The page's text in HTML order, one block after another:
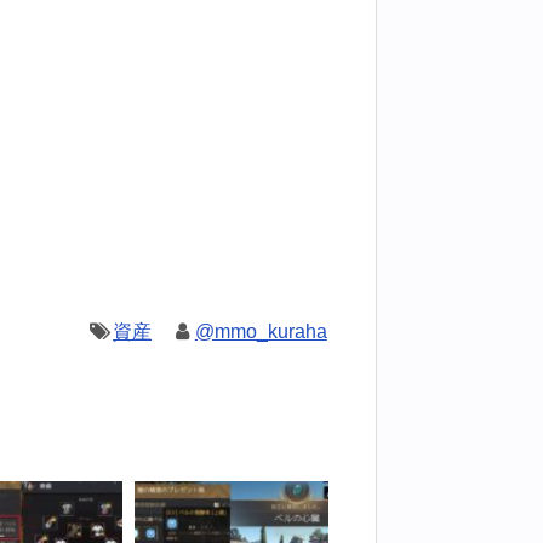
資産 @mmo_kuraha